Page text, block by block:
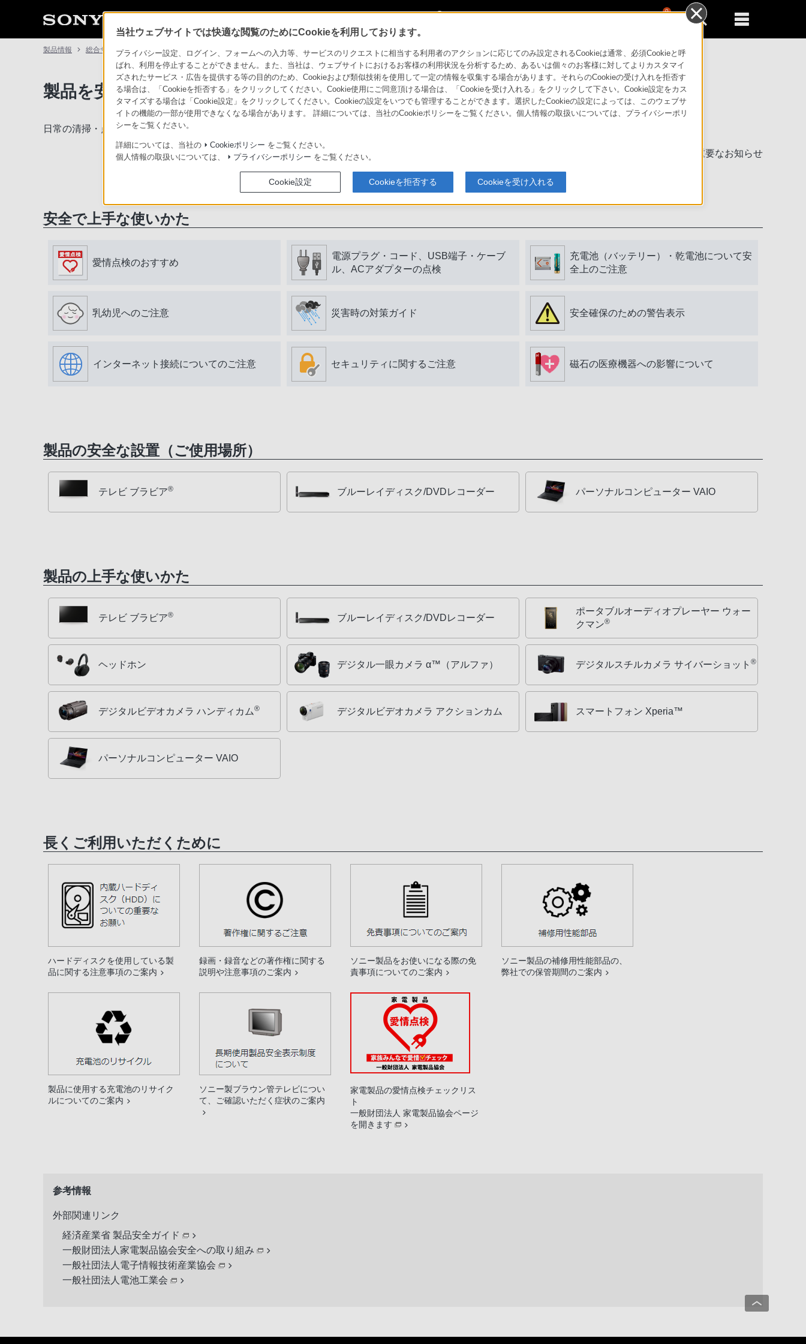
0
製品情報 総合サポート・お問い合わせ
製品を安全に、安心してご使用いただくために
日常の清掃・点検が大切です。安全のため取扱説明書をよく読みましょう。
製品に関する重要なお知らせ
安全で上手な使いかた
愛情点検のおすすめ
電源プラグ・コード、USB端子・ケーブ
ル、ACアダプターの点検
充電池（バッテリー）・乾電池について安
全上のご注意
乳幼児へのご注意 災害時の対策ガイド 安全確保のための警告表示
インターネット接続についてのご注意 セキュリティに関するご注意 磁石の医療機器への影響について
製品の安全な設置（ご使用場所）
テレビ ブラビア® ブルーレイディスク/DVDレコーダー パーソナルコンピューター VAIO
製品の上手な使いかた
テレビ ブラビア® ブルーレイディスク/DVDレコーダー
ポータブルオーディオプレーヤー ウォー
クマン®
ヘッドホン デジタル一眼カメラ α™（アルファ） デジタルスチルカメラ サイバーショット ®
デジタルビデオカメラ ハンディカム® デジタルビデオカメラ アクションカム スマートフォン Xperia™
パーソナルコンピューター VAIO
長くご利用いただくために
ハードディスクを使用している製
品に関する注意事項のご案内
録画・録音などの著作権に関する
説明や注意事項のご案内
ソニー製品をお使いになる際の免
責事項についてのご案内
ソニー製品の補修用性能部品の、
弊社での保管期間のご案内
製品に使用する充電池のリサイク
ルについてのご案内
ソニー製ブラウン管テレビについ
て、ご確認いただく症状のご案内
家電製品の愛情点検チェックリス
ト
一般財団法人 家電製品協会ページ
を開きます
参考情報
外部関連リンク
経済産業省 製品安全ガイド
一般財団法人家電製品協会安全への取り組み
一般社団法人電子情報技術産業協会
一般社団法人電池工業会
当社ウェブサイトでは快適な閲覧のためにCookieを利用しております。
プライバシー設定、ログイン、フォームへの入力等、サービスのリクエストに相当する利用者のアクションに応じてのみ設定されるCookieは通常、必須Cookieと呼
ばれ、利用を停止することができません。また、当社は、ウェブサイトにおけるお客様の利用状況を分析するため、あるいは個々のお客様に対してよりカスタマイ
ズされたサービス・広告を提供する等の目的のため、Cookieおよび類似技術を使用して一定の情報を収集する場合があります。それらのCookieの受け入れを拒否す
る場合は、「Cookieを拒否する」をクリックしてください。Cookie使用にご同意頂ける場合は、「Cookieを受け入れる」をクリックして下さい。Cookie設定をカス
タマイズする場合は「Cookie設定」をクリックしてください。Cookieの設定をいつでも管理することができます。選択したCookieの設定によっては、このウェブサ
イトの機能の一部が使用できなくなる場合があります。 詳細については、当社のCookieポリシーをご覧ください。個人情報の取扱いについては、プライバシーポリ
シーをご覧ください。
詳細については、当社の Cookieポリシー をご覧ください。
個人情報の取扱いについては、
プライバシーポリシー をご覧ください。
Cookie設定 Cookieを拒否する Cookieを受け入れる